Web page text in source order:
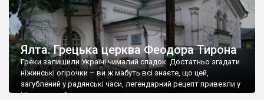
Ялта. Грецька церква Феодора Тирона
Греки залишили Україні чималий спадок. Достатньо згадати
ніжинські огірочки – ви ж мабуть всі знаєте, що цей,
загублений у радянські часи, легендарний рецепт привезли у
Ніжин греки?